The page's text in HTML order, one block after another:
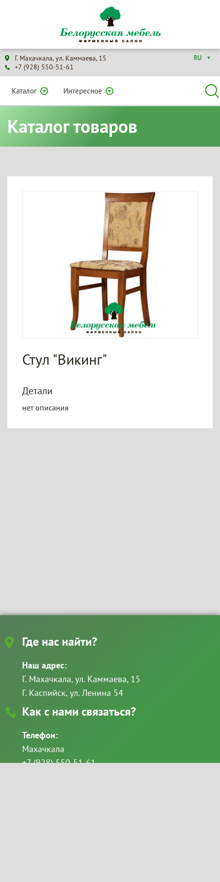
Г. Махачкала, ул. Каммаева, 15
+7 (928) 550-51-61
RU
Каталог Интересное
Каталог товаров
Стул "Викинг"
Детали
нет описания
Где нас найти?
Наш адрес:
Г. Махачкала, ул. Каммаева, 15
Г. Каспийск, ул. Ленина 54
Как с нами связаться?
Телефон:
Махачкала
+7 (928) 550-51-61